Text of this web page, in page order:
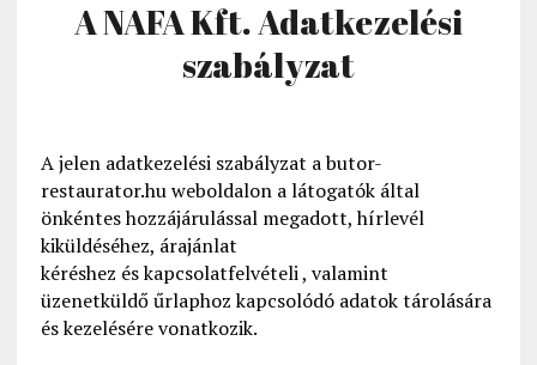
A NAFA Kft. Adatkezelési
szabályzat
A jelen adatkezelési szabályzat a butor-
restaurator.hu weboldalon a látogatók által
önkéntes hozzájárulással megadott, hírlevél
kiküldéséhez, árajánlat
kéréshez éskapcsolatfelvételi , valamint
üzenetküldő űrlaphoz kapcsolódó adatok tárolására
és kezelésére vonatkozik.